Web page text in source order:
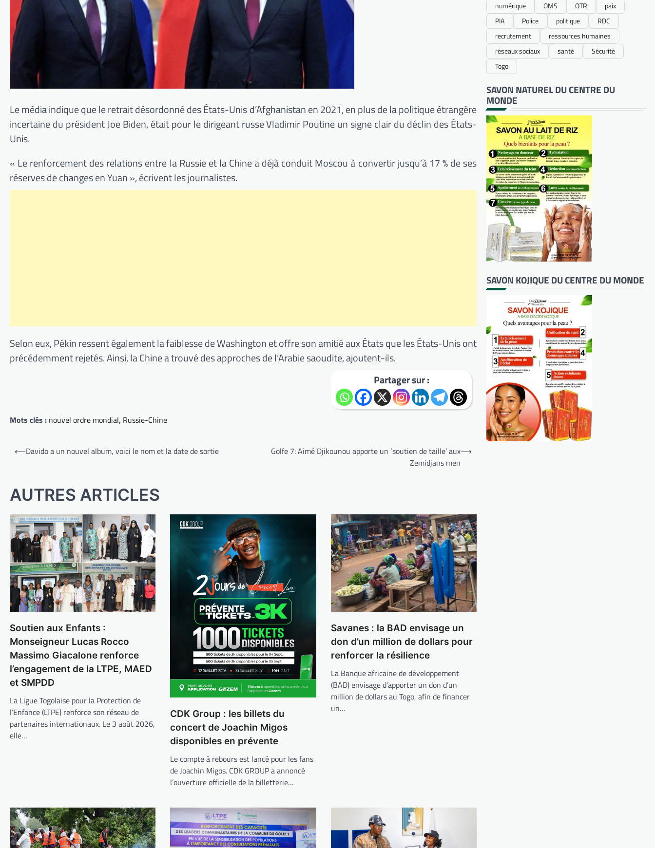
Le média indique que le retrait désordonné des États-Unis d’Afghanistan en 2021, en plus de la politique étrangère
incertaine du président Joe Biden, était pour le dirigeant russe Vladimir Poutine un signe clair du déclin des États-
Unis.
« Le renforcement des relations entre la Russie et la Chine a déjà conduit Moscou à convertir jusqu’à 17 % de ses
réserves de changes en Yuan », écrivent les journalistes.
Selon eux, Pékin ressent également la faiblesse de Washington et offre son amitié aux États que les États-Unis ont
précédemment rejetés. Ainsi, la Chine a trouvé des approches de l’Arabie saoudite, ajoutent-ils.
Partager sur :
Mots clés : nouvel ordre mondial, Russie-Chine
Navigation
⟵Davido a un nouvel album, voici le nom et la date de sortie
Golfe 7: Aimé Djikounou apporte un ‘soutien de taille’ aux
Zemidjans men
⟶
AUTRES ARTICLES
Soutien aux Enfants :
Monseigneur Lucas Rocco
Massimo Giacalone renforce
l’engagement de la LTPE, MAED
et SMPDD
La Ligue Togolaise pour la Protection de
l’Enfance (LTPE) renforce son réseau de
partenaires internationaux. Le 3 août 2026,
elle…
CDK Group : les billets du
concert de Joachin Migos
disponibles en prévente
Le compte à rebours est lancé pour les fans
de Joachin Migos. CDK GROUP a annoncé
l’ouverture officielle de la billetterie…
Savanes : la BAD envisage un
don d’un million de dollars pour
renforcer la résilience
La Banque africaine de développement
(BAD) envisage d’apporter un don d’un
million de dollars au Togo, afin de financer
un…
numérique
OMS OTR
paix
PIA
Police politique
RDC
recrutement
ressources humaines
réseaux sociaux
santé
Sécurité
Togo
SAVON NATUREL DU CENTRE DU
MONDE
SAVON KOJIQUE DU CENTRE DU MONDE